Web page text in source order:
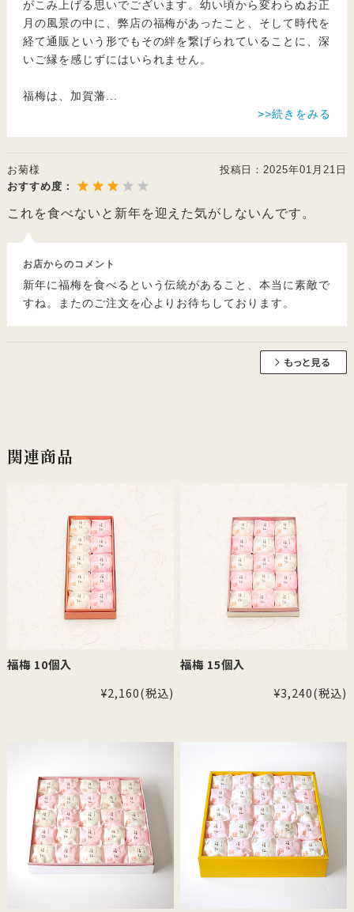
がこみ上げる思いでございます。幼い頃から変わらぬお正
月の風景の中に、弊店の福梅があったこと、そして時代を
経て通販という形でもその絆を繋げられていることに、深
いご縁を感じずにはいられません。
福梅は、加賀藩
>>続きをみる
お菊様 投稿日： 2025年01月21日
おすすめ度：
これを食べないと新年を迎えた気がしないんです。
お店からのコメント
新年に福梅を食べるという伝統があること、本当に素敵で
すね。またのご注文を心よりお待ちしております。
関連商品
福梅 10個入
¥2,160(税込)
福梅 15個入
¥3,240(税込)